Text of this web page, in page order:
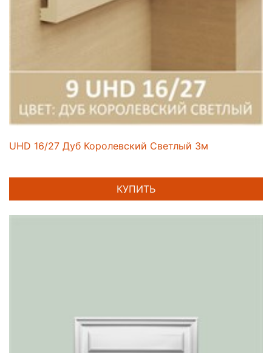
UHD 16/27 Дуб Королевский Светлый 3м
КУПИТЬ